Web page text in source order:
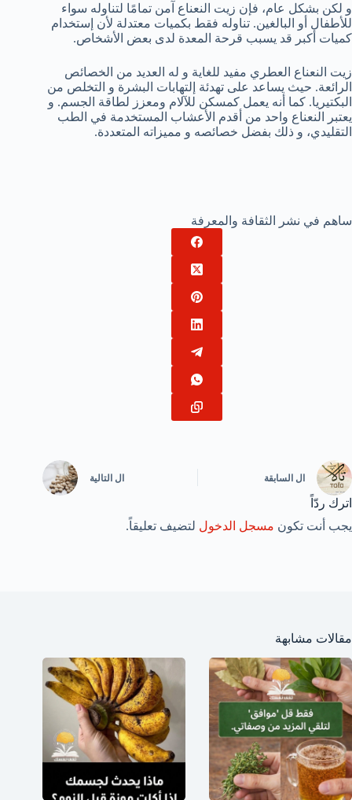
و لكن بشكل عام، فإن زيت النعناع آمن تمامًا لتناوله سواء
للأطفال أو البالغين. تناوله فقط بكميات معتدلة لأن إستخدام
كميات أكبر قد يسبب قرحة المعدة لدى بعض الأشخاص.
زيت النعناع العطري مفيد للغاية و له العديد من الخصائص
الرائعة. حيث يساعد على تهدئة إلتهابات البشرة و التخلص من
البكتيريا. كما أنه يعمل كمسكن للآلام ومعزز لطاقة الجسم. و
يعتبر النعناع واحد من أقدم الأعشاب المستخدمة في الطب
التقليدي، و ذلك بفضل خصائصه و مميزاته المتعددة.
ساهم في نشر الثقافة والمعرفة
ال السابقة ال التالية
اترك ردّاً
يجب أنت تكون مسجل الدخول لتضيف تعليقاً.
مقالات مشابهة